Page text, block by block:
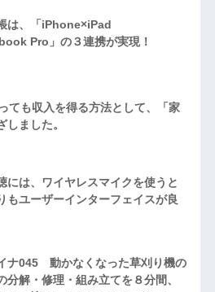
は、「iPhone×iPad
Pro」の３連携が実現！
ても収入を得る方法として、「家
しました。
には、ワイヤレスマイクを使うと
もユーザーインターフェイスが良
ナ045 動かなくなった草刈り機の
分解・修理・組み立てを８分間、